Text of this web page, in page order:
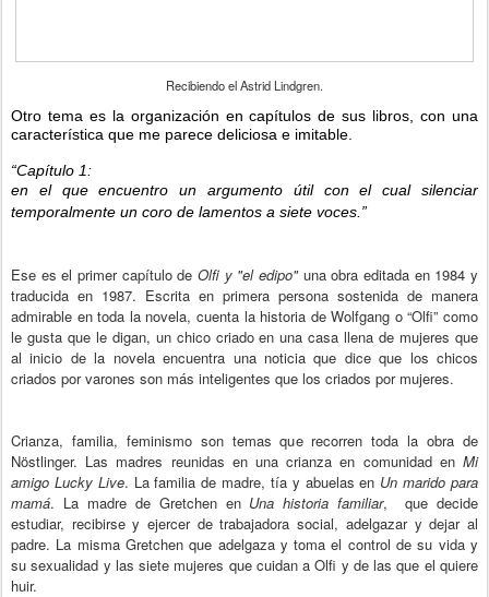
Recibiendo el Astrid Lindgren.
Otro tema es la organización en capítulos de sus libros, con una
característica que me parece deliciosa e imitable.
“Capítulo 1:
en el que encuentro un argumento útil con el cual silenciar
temporalmente un coro de lamentos a siete voces.”
Ese es el primer capítulo de Olfi y "el edipo" una obra editada en 1984 y
traducida en 1987. Escrita en primera persona sostenida de manera
admirable en toda la novela, cuenta la historia de Wolfgang o “Olfi” como
le gusta que le digan, un chico criado en una casa llena de mujeres que
al inicio de la novela encuentra una noticia que dice que los chicos
criados por varones son más inteligentes que los criados por mujeres.
Crianza, familia, feminismo son temas que recorren toda la obra de
Nöstlinger. Las madres reunidas en una crianza en comunidad en Mi
amigo Lucky Live. La familia de madre, tía y abuelas en Un marido para
mamá. La madre de Gretchen en Una historia familiar, que decide
estudiar, recibirse y ejercer de trabajadora social, adelgazar y dejar al
padre. La misma Gretchen que adelgaza y toma el control de su vida y
su sexualidad y las siete mujeres que cuidan a Olfi y de las que el quiere
huir.